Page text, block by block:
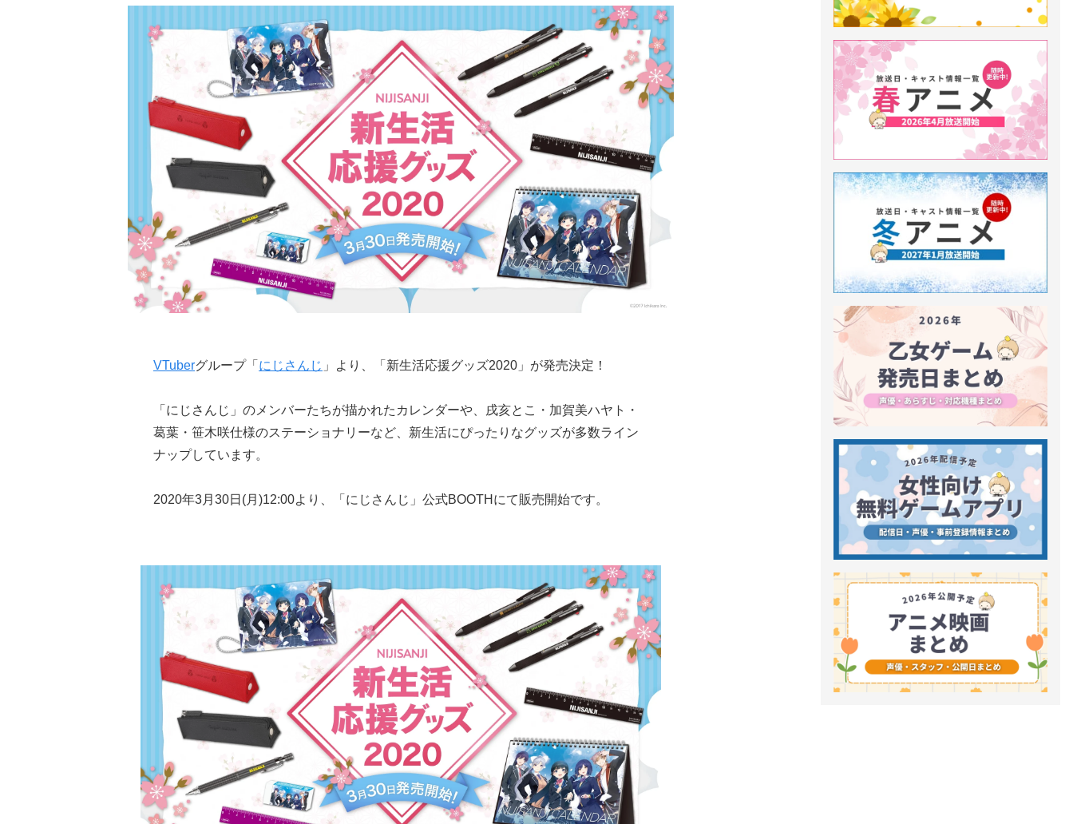
VTuberグループ「 にじさんじ 」より、「新生活応援グッズ2020」が発売決定！
「にじさんじ」のメンバーたちが描かれたカレンダーや、戌亥とこ・加賀美ハヤト・
葛葉・笹木咲仕様のステーショナリーなど、新生活にぴったりなグッズが多数ライン
ナップしています。
2020年3月30日(月)12:00より、「にじさんじ」公式BOOTHにて販売開始です。